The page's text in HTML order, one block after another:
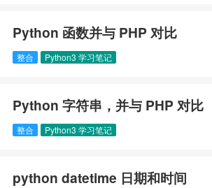
Python 函数并与 PHP 对比
整合 Python3 学习笔记
Python 字符串，并与 PHP 对比
整合 Python3 学习笔记
python datetime 日期和时间